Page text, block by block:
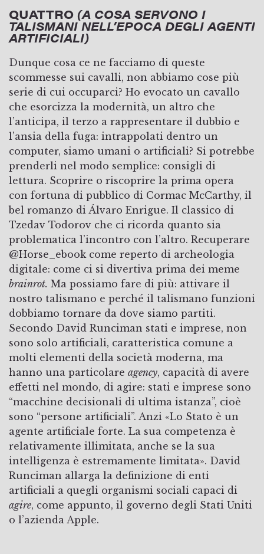
QUATTRO (A COSA SERVONO I
TALISMANI NELL’EPOCA DEGLI AGENTI
ARTIFICIALI)
Dunque cosa ce ne facciamo di queste
scommesse sui cavalli, non abbiamo cose più
serie di cui occuparci? Ho evocato un cavallo
che esorcizza la modernità, un altro che
l’anticipa, il terzo a rappresentare il dubbio e
l’ansia della fuga: intrappolati dentro un
computer, siamo umani o artificiali? Si potrebbe
prenderli nel modo semplice: consigli di
lettura. Scoprire o riscoprire la prima opera
con fortuna di pubblico di Cormac McCarthy, il
bel romanzo di Álvaro Enrigue. Il classico di
Tzedav Todorov che ci ricorda quanto sia
problematica l’incontro con l’altro. Recuperare
@Horse_ebook come reperto di archeologia
digitale: come ci si divertiva prima dei meme
brainrot. Ma possiamo fare di più: attivare il
nostro talismano e perché il talismano funzioni
dobbiamo tornare da dove siamo partiti.
Secondo David Runciman stati e imprese, non
sono solo artificiali, caratteristica comune a
molti elementi della società moderna, ma
hanno una particolare agency, capacità di avere
effetti nel mondo, di agire: stati e imprese sono
“macchine decisionali di ultima istanza”, cioè
sono “persone artificiali”. Anzi «Lo Stato è un
agente artificiale forte. La sua competenza è
relativamente illimitata, anche se la sua
intelligenza è estremamente limitata». David
Runciman allarga la definizione di enti
artificiali a quegli organismi sociali capaci di
agire, come appunto, il governo degli Stati Uniti
o l’azienda Apple.